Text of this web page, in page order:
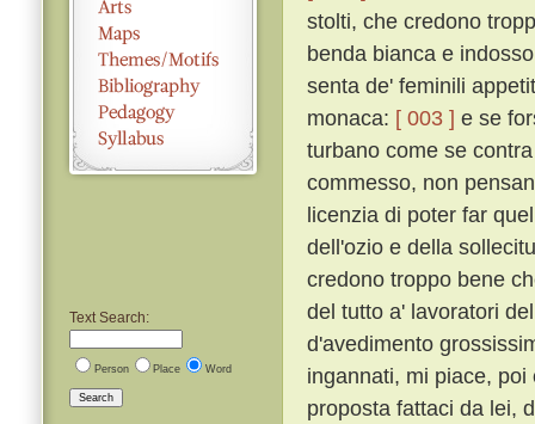
Text Search:
Person Place Word
Search
stolti, che credono
benda bianca e
senta de' feminili
monaca: [ 003 ] e se
turbano come se
commesso, non
licenzia di poter far
dell'ozio e della
credono troppo bene
del tutto a' lavoratori
d'avedimento
ingannati, mi piace,
proposta fattaci da lei,